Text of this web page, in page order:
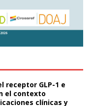
receptor GLP-1 e
el contexto
clínicas y